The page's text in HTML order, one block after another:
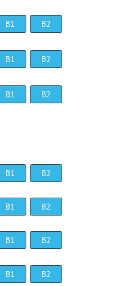
В1
В2
В1
В2
В1 В2
В1 В2
В1 В2
В1 В2
В1 В2